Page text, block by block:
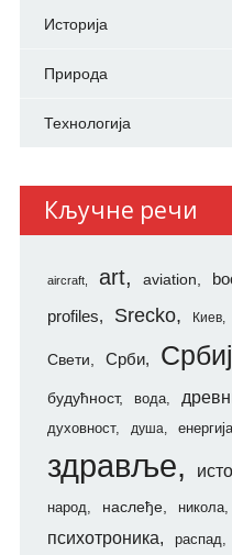
Историја
Природа
Технологија
Кључне речи
aircraft art aviation
profiles Srecko Киев
Свети Срби
будућност вода
духовност душа енергија
здравље
народ наслеђе никола
психотроника распад